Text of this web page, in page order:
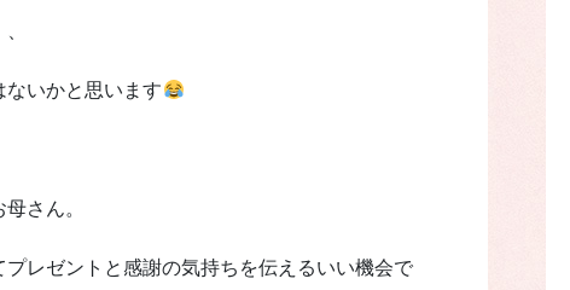
ないかと思います
さん。
レゼントと感謝の気持ちを伝えるいい機会で